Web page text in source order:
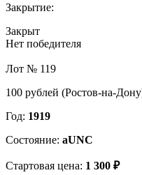
Закрытие:
Закрыт
Нет победителя
Лот № 119
100 рублей (Ростов-на-
Год: 1919
Состояние: aUNC
Стартовая цена: 1 300 ₽